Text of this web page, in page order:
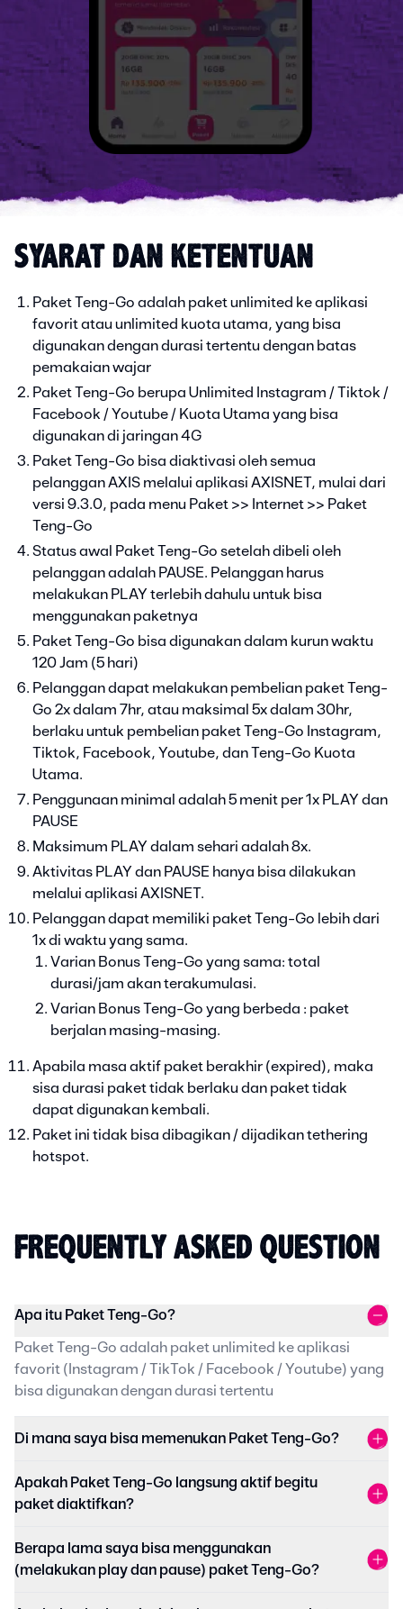
SYARAT DAN KETENTUAN
Paket Teng-Go adalah paket unlimited ke aplikasi
favorit atau unlimited kuota utama, yang bisa
digunakan dengan durasi tertentu dengan batas
pemakaian wajar
Paket Teng-Go berupa Unlimited Instagram / Tiktok /
Facebook / Youtube / Kuota Utama yang bisa
digunakan di jaringan 4G
Paket Teng-Go bisa diaktivasi oleh semua
pelanggan AXIS melalui aplikasi AXISNET, mulai dari
versi 9.3.0, pada menu Paket >> Internet >> Paket
Teng-Go
Status awal Paket Teng-Go setelah dibeli oleh
pelanggan adalah PAUSE. Pelanggan harus
melakukan PLAY terlebih dahulu untuk bisa
menggunakan paketnya
Paket Teng-Go bisa digunakan dalam kurun waktu
120 Jam (5 hari)
Pelanggan dapat melakukan pembelian paket Teng-
Go 2x dalam 7hr, atau maksimal 5x dalam 30hr,
berlaku untuk pembelian paket Teng-Go Instagram,
Tiktok, Facebook, Youtube, dan Teng-Go Kuota
Utama.
Penggunaan minimal adalah 5 menit per 1x PLAY dan
PAUSE
Maksimum PLAY dalam sehari adalah 8x.
Aktivitas PLAY dan PAUSE hanya bisa dilakukan
melalui aplikasi AXISNET.
Pelanggan dapat memiliki paket Teng-Go lebih dari
1x di waktu yang sama.
Varian Bonus Teng-Go yang sama: total
durasi/jam akan terakumulasi.
Varian Bonus Teng-Go yang berbeda : paket
berjalan masing-masing.
Apabila masa aktif paket berakhir (expired), maka
sisa durasi paket tidak berlaku dan paket tidak
dapat digunakan kembali.
Paket ini tidak bisa dibagikan / dijadikan tethering
hotspot.
FREQUENTLY ASKED QUESTION
Apa itu Paket Teng-Go?
Paket Teng-Go adalah paket unlimited ke aplikasi
favorit (Instagram / TikTok / Facebook / Youtube) yang
bisa digunakan dengan durasi tertentu
Di mana saya bisa memenukan Paket Teng-Go?
Apakah Paket Teng-Go langsung aktif begitu
paket diaktifkan?
Berapa lama saya bisa menggunakan
(melakukan play dan pause) paket Teng-Go?